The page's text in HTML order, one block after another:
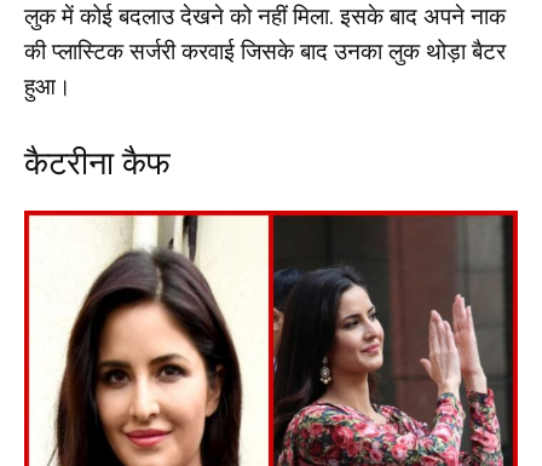
लुक में कोई बदलाउ देखने को नहीं मिला. इसके बाद अपने नाक
की प्लास्टिक सर्जरी करवाई जिसके बाद उनका लुक थोड़ा बैटर
हुआ।
कैटरीना कैफ